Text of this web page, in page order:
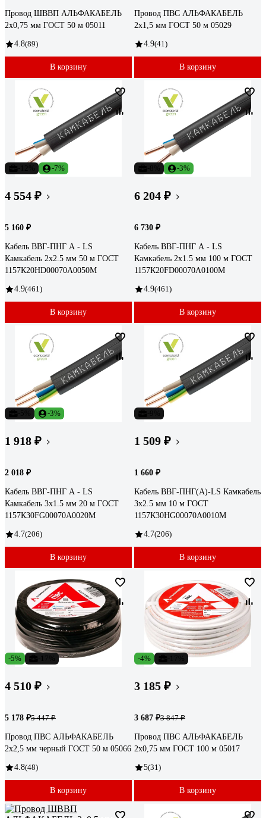
Провод ШВВП АЛЬФАКАБЕЛЬ
2х0,75 мм ГОСТ 50 м 05011
4.8(89)
В корзину
Провод ПВС АЛЬФАКАБЕЛЬ
2х1,5 мм ГОСТ 50 м 05029
4.9(41)
В корзину
-7%
4 554 ₽
5 160 ₽
Кабель ВВГ-ПНГ А - LS
Камкабель 2x2.5 мм 50 м ГОСТ
1157К20HD00070А0050М
4.9(461)
В корзину
-3%
6 204 ₽
6 730 ₽
Кабель ВВГ-ПНГ А - LS
Камкабель 2x1.5 мм 100 м ГОСТ
1157К20FD00070А0100М
4.9(461)
В корзину
-3%
1 918 ₽
2 018 ₽
Кабель ВВГ-ПНГ А - LS
Камкабель 3x1.5 мм 20 м ГОСТ
1157К30FG00070А0020М
4.7(206)
В корзину
1 509 ₽
1 660 ₽
Кабель ВВГ-ПНГ(А)-LS Камкабель
3x2.5 мм 10 м ГОСТ
1157К30HG00070А0010М
4.7(206)
В корзину
-5%
4 510 ₽
5 178 ₽5 447 ₽
Провод ПВС АЛЬФАКАБЕЛЬ
2х2,5 мм черный ГОСТ 50 м 05066
4.8(48)
В корзину
-4%
3 185 ₽
3 687 ₽3 847 ₽
Провод ПВС АЛЬФАКАБЕЛЬ
2х0,75 мм ГОСТ 100 м 05017
5(31)
В корзину